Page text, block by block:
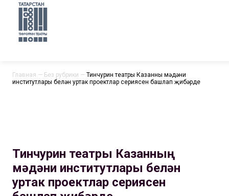
Главная — Без рубрики — Тинчурин театры Казанның мәдәни
институтлары белән уртак проектлар сериясен башлап җибәрде
Тинчурин театры Казанның
мәдәни институтлары белән
уртак проектлар сериясен